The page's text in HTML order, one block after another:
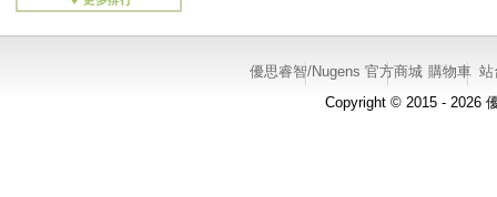
優思睿智/Nugens 官方商城 購物車 站
Copyright © 2015 - 2026